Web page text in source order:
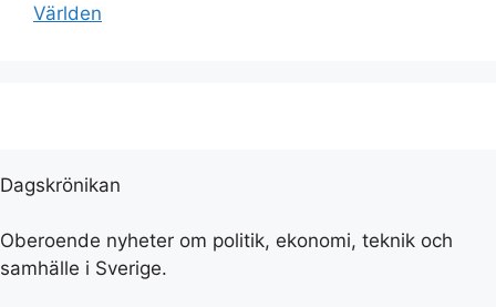
Världen
Dagskrönikan
Oberoende nyheter om politik, ekonomi, teknik och
samhälle i Sverige.